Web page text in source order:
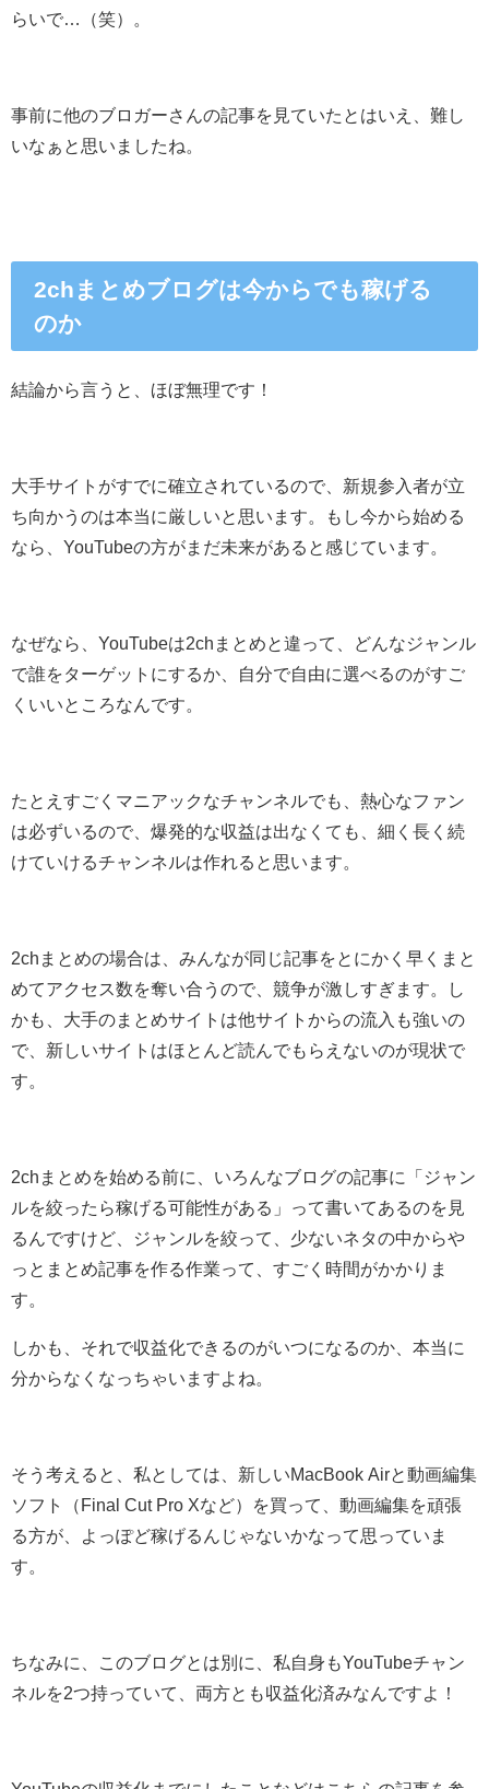
らいで…（笑）。
事前に他のブロガーさんの記事を見ていたとはいえ、難し
いなぁと思いましたね。
2chまとめブログは今からでも稼げる
のか
結論から言うと、ほぼ無理です！
大手サイトがすでに確立されているので、新規参入者が立
ち向かうのは本当に厳しいと思います。もし今から始める
なら、 YouTubeの方がまだ未来がある と感じています。
なぜなら、YouTubeは2chまとめと違って、どんなジャンル
で誰をターゲットにするか、自分で自由に選べるのがすご
くいいところなんです。
たとえすごくマニアックなチャンネルでも、熱心なファン
は必ずいるので、爆発的な収益は出なくても、細く長く続
けていけるチャンネルは作れると思います。
2chまとめの場合は、みんなが同じ記事をとにかく早くまと
めてアクセス数を奪い合うので、競争が激しすぎます。し
かも、大手のまとめサイトは他サイトからの流入も強いの
で、新しいサイトはほとんど読んでもらえないのが現状で
す。
2chまとめを始める前に、いろんなブログの記事に「ジャン
ルを絞ったら稼げる可能性がある」って書いてあるのを見
るんですけど、ジャンルを絞って、少ないネタの中からや
っとまとめ記事を作る作業って、すごく時間がかかりま
す。
しかも、それで収益化できるのがいつになるのか、本当に
分からなくなっちゃいますよね。
そう考えると、私としては、新しいMacBook Airと動画編集
ソフト（Final Cut Pro Xなど）を買って、動画編集を頑張
る方が、よっぽど稼げるんじゃないかなって思っていま
す。
ちなみに、このブログとは別に、私自身もYouTubeチャン
ネルを2つ持っていて、両方とも収益化済みなんですよ！